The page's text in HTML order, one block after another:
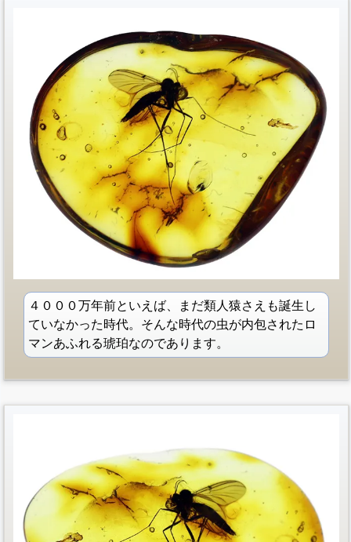
４０００万年前といえば、まだ類人猿さえも誕生し
ていなかった時代。そんな時代の虫が内包されたロ
マンあふれる琥珀なのであります。